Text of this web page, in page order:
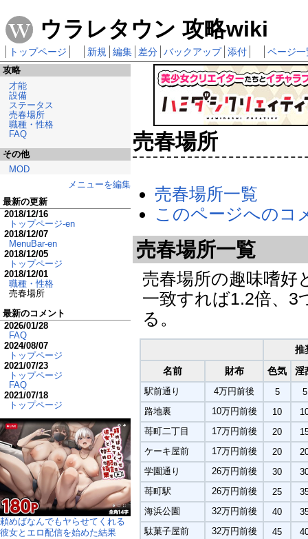
ウラレタウン 攻略wiki
トップページ 新規 編集 差分 バックアップ 添付 ページ一
売春場所
売春場所一覧
このページへのコ
売春場所一覧
売春場所の趣味嗜好
一致すれば1.2倍、3
る。
推
名前
財布 色気 淫
駅前通り 4万円前後 5
5
路地裏
10万円前後 10
苺町二丁目
17万円前後 20
ケーキ屋前
17万円前後 20
学園通り
26万円前後 30
苺町駅
26万円前後 25
海浜公園
32万円前後 40
駄菓子屋前
32万円前後 45
攻略
才能
設備
ステータス
売春場所
職種・性格
FAQ
その他
MOD
メニューを編集
最新の更新
2018/12/16
トップページ-en
2018/12/07
MenuBar-en
2018/12/05
トップページ
2018/12/01
職種・性格
売春場所
最新のコメント
2026/01/28
FAQ
2024/08/07
トップページ
2021/07/23
トップページ
FAQ
2021/07/18
トップページ
頼めばなんでもヤらせてくれる
彼女とエロ配信を始めた結果